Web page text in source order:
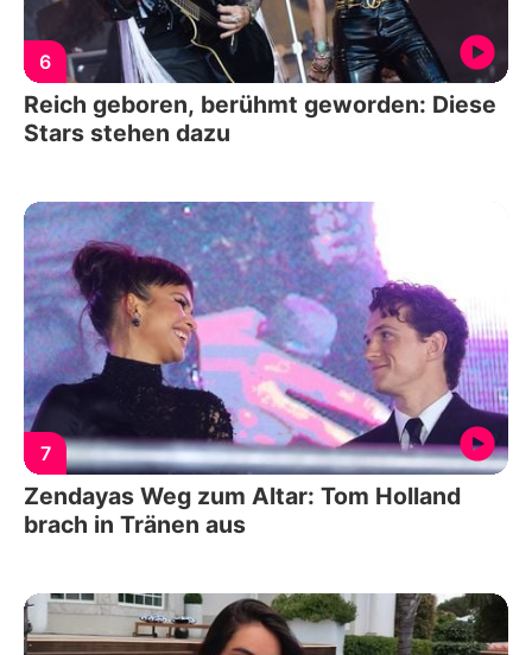
6
Reich geboren, berühmt geworden: Diese
Stars stehen dazu
7
Zendayas Weg zum Altar: Tom Holland
brach in Tränen aus